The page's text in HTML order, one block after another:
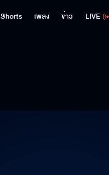
Shorts เพลง ข่าว LIVE